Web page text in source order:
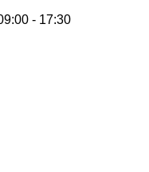
- 17:30